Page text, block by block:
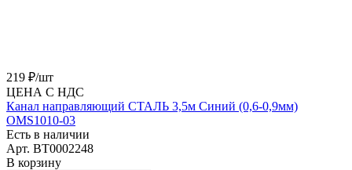
219 ₽/шт
ЦЕНА С НДС
Канал направляющий СТАЛЬ 3,5м Синий (0,6-0,9мм)
OMS1010-03
Есть в наличии
Арт. BT0002248
В корзину